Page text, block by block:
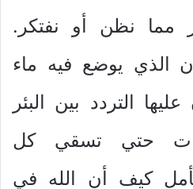
مما نظن أو نفتكر.
الذي يوضع فيه ماء
التردد بين البئر
حتي تسقي كل
كيف أن الله في